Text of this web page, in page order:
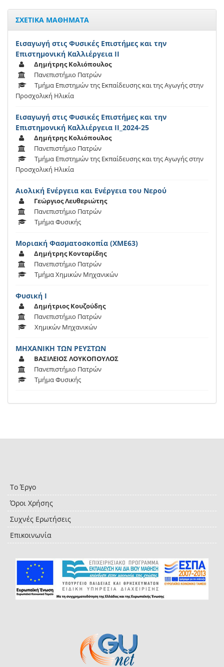
ΣΧΕΤΙΚΑ ΜΑΘΗΜΑΤΑ
Εισαγωγή στις Φυσικές Επιστήμες και την
Επιστημονική Καλλιέργεια ΙΙ
Δημήτρης Κολιόπουλος
Πανεπιστήμιο Πατρών
Τμήμα Επιστημών της Εκπαίδευσης και της Αγωγής στην
Προσχολική Ηλικία
Εισαγωγή στις Φυσικές Επιστήμες και την
Επιστημονική Καλλιέργεια ΙΙ_2024-25
Δημήτρης Κολιόπουλος
Πανεπιστήμιο Πατρών
Τμήμα Επιστημών της Εκπαίδευσης και της Αγωγής στην
Προσχολική Ηλικία
Αιολική Ενέργεια και Ενέργεια του Νερού
Γεώργιος Λευθεριώτης
Πανεπιστήμιο Πατρών
Τμήμα Φυσικής
Μοριακή Φασματοσκοπία (ΧΜΕ63)
Δημήτρης Κονταρίδης
Πανεπιστήμιο Πατρών
Τμήμα Χημικών Μηχανικών
Φυσική Ι
Δημήτριος Κουζούδης
Πανεπιστήμιο Πατρών
Χημικών Μηχανικών
ΜΗΧΑΝΙΚΗ ΤΩΝ ΡΕΥΣΤΩΝ
ΒΑΣΙΛΕΙΟΣ ΛΟΥΚΟΠΟΥΛΟΣ
Πανεπιστήμιο Πατρών
Τμήμα Φυσικής
Το Έργο
Όροι Χρήσης
Συχνές Ερωτήσεις
Επικοινωνία